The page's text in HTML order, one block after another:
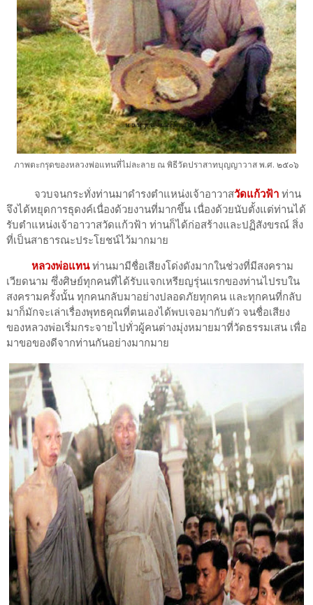
ภาพตะกรุดของหลวงพ่อแทนที่ไม่ละลาย ณ พิธีวัดปราสาทบุญญาวาส พ.ศ. ๒๕๐๖
จวบจนกระทั่งท่านมาดำรงตำแหน่งเจ้าอาวาสวัดแก้วฟ้าท่าน
จึงได้หยุดการธุดงค์เนื่องด้วยงานที่มากขึ้น เนื่องด้วยนับตั้งแต่ท่านได้
รับตำแหน่งเจ้าอาวาสวัดแก้วฟ้า ท่านก็ได้ก่อสร้างและปฏิสังขรณ์ สิ่ง
ที่เป็นสาธารณะประโยชน์ไว้มากมาย
หลวงพ่อแทนท่านมามีชื่อเสียงโด่งดังมากในช่วงที่มีสงคราม
เวียดนาม ซึ่งศิษย์ทุกคนที่ได้รับแจกเหรียญรุ่นแรกของท่านไปรบใน
สงครามครั้งนั้น ทุกคนกลับมาอย่างปลอดภัยทุกคน และทุกคนที่กลับ
มาก็มักจะเล่าเรื่องพุทธคุณที่ตนเองได้พบเจอมากับตัว จนชื่อเสียง
ของหลวงพ่อเริ่มกระจายไปทั่วผู้คนต่างมุ่งหมายมาที่วัดธรรมเสน เพื่อ
มาขอของดีจากท่านกันอย่างมากมาย